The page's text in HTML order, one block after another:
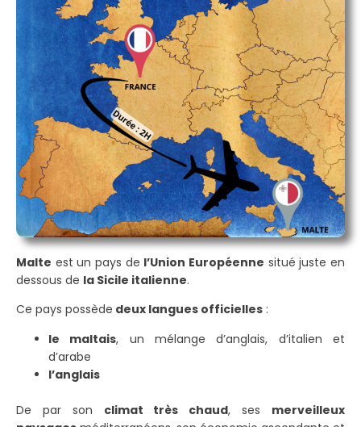
Malte est un pays de l’Union Européenne situé juste en
dessous de la Sicile italienne.
Ce pays possède deux langues officielles :
le maltais, un mélange d’anglais, d’italien et
d’arabe
l’anglais
De par son climat très chaud, ses merveilleux